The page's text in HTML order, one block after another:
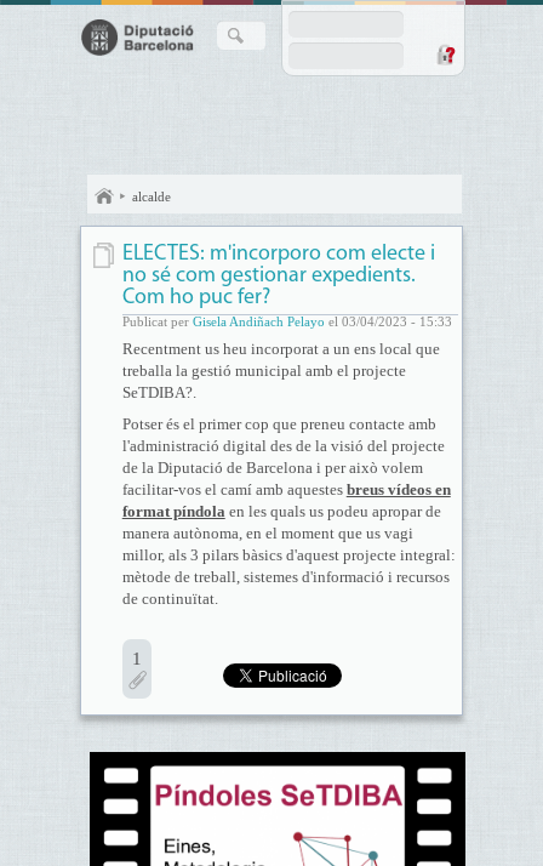
alcalde
ELECTES: m'incorporo com electe i
no sé com gestionar expedients.
Com ho puc fer?
Publicat per Gisela Andiñach Pelayo el 03/04/2023 - 15:33
Recentment us heu incorporat a un ens local que
treballa la gestió municipal amb el projecte
SeTDIBA?.
Potser és el primer cop que preneu contacte amb
l'administració digital des de la visió del projecte
de la Diputació de Barcelona i per això volem
facilitar-vos el camí amb aquestes breus vídeos en
format píndolaen les quals us podeu apropar de
manera autònoma, en el moment que us vagi
millor, als 3 pilars bàsics d'aquest projecte integral:
mètode de treball, sistemes d'informació i recursos
de continuïtat.
1